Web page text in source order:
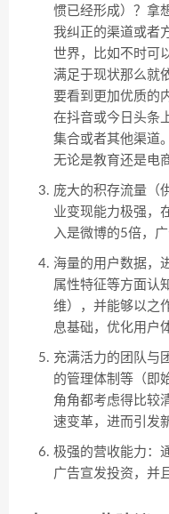
惯已经形成）？拿
我纠正的渠道或者
世界，比如不时可
满足于现状那么就
要看到更加优质的
在抖音或今日头条
集合或者其他渠道
无论是教育还是电
庞大的积存流量（
业变现能力极强，
入是微博的5倍，
海量的用户数据，
属性特征等方面认
维），并能够以之
息基础，优化用户
充满活力的团队与
的管理体制等（即
角角都考虑得比较
速变革，进而引发
极强的营收能力：
广告宣发投资，并